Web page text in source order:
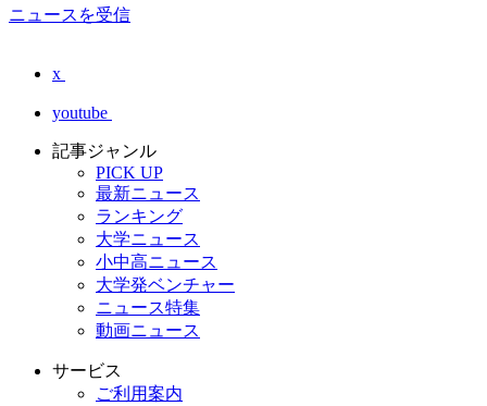
ニュースを受信
x
youtube
記事ジャンル
PICK UP
最新ニュース
ランキング
大学ニュース
小中高ニュース
大学発ベンチャー
ニュース特集
動画ニュース
サービス
ご利用案内